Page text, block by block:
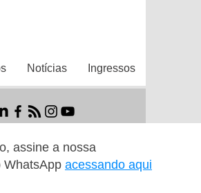
Notícias Ingressos
assine a nossa
WhatsApp acessando aqui